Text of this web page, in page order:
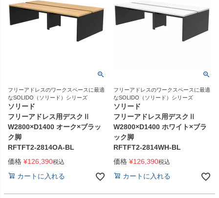
フリーアドレスのワークスペースに最適
なSOLIDO（ソリード）シリーズ
ソリード
フリーアドレス用デスクⅡ
W2800×D1400 オーク×ブラッ
ク脚
RFTFT2-2814OA-BL
価格 ¥126,390税込
カートに入れる
フリーアドレスのワークスペースに最適
なSOLIDO（ソリード）シリーズ
ソリード
フリーアドレス用デスクⅡ
W2800×D1400 ホワイト×ブラ
ック脚
RFTFT2-2814WH-BL
価格 ¥126,390税込
カートに入れる